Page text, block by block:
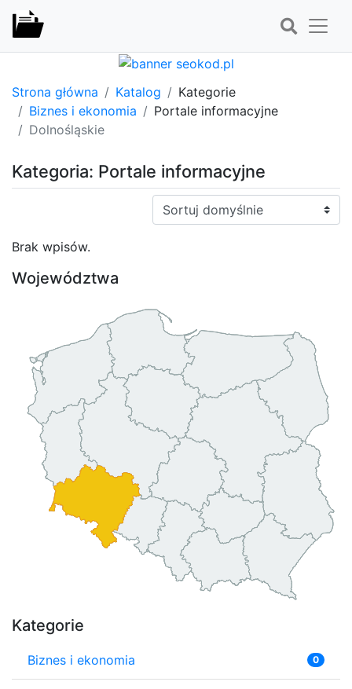
Strona główna Katalog
Kategorie
Biznes i ekonomia
Portale informacyjne
Dolnośląskie
Kategoria: Portale informacyjne
Sortuj:
Brak wpisów.
Województwa
Kategorie
Biznes i ekonomia 0